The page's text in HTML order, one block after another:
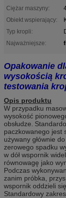
Ciężar maszyny:
Obiekt wspierający:
Typ kropli:
Najważniejsze:
Opakowanie
wysokością
testowania
Opis produktu
W przypadku
wysokość
obsłudze.
paczkowanego jest
używany głównie
zerowego spadku
w dół wspornik
równowagę jako
Podczas
zanim próbka,
wspornik oddzieli
Standardowy